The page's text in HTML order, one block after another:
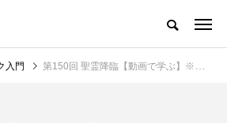
入門 第150回 聖霊降臨【動画で学ぶ】※レジュメ字幕付き